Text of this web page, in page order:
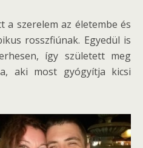
szerelem az életembe és
rosszfiúnak. Egyedül is
így született meg
aki most gyógyítja kicsi